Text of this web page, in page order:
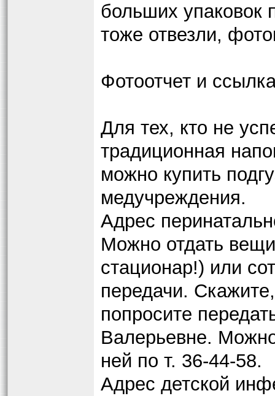
больших упаковок
тоже отвезли,
Фотоотчет и
Для тех, кто не
традиционная
можно купить
медучреждения.
Адрес
Можно отдать
стационар!) или
передачи.
попросите
Валерьевне.
ней по т. 36-44-58.
Адрес детской